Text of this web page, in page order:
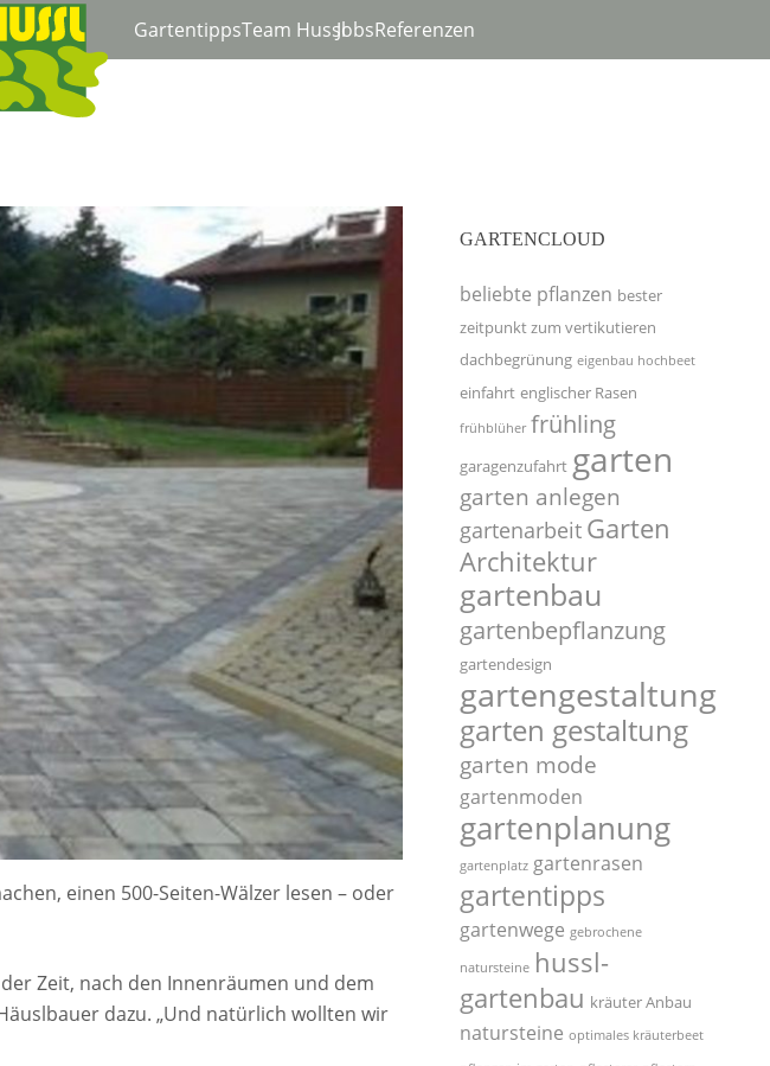
GartentippsTeam HusslJobsReferenzen
einen 500-Seiten-Wälzer lesen – oder
Zeit, nach den Innenräumen und dem
dazu. „Und natürlich wollten wir
GARTENCLOUD
beliebte pflanzen bester
zeitpunkt zum vertikutieren
dachbegrünung eigenbau hochbeet
einfahrt englischer Rasen
frühblüher frühling
garagenzufahrt garten
garten anlegen
gartenarbeit Garten
Architektur
gartenbau
gartenbepflanzung
gartendesign
gartengestaltung
garten gestaltung
garten mode
gartenmoden
gartenplanung
gartenplatz gartenrasen
gartentipps
gartenwege gebrochene
natursteine hussl-
gartenbau kräuter Anbau
natursteine optimales kräuterbeet